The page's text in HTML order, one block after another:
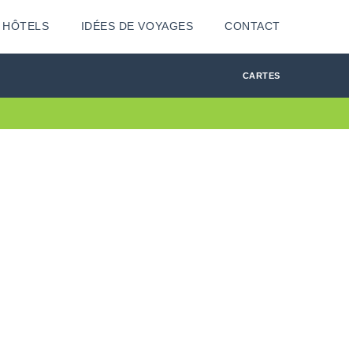
HÔTELS IDÉES DE VOYAGES CONTACT
CARTES